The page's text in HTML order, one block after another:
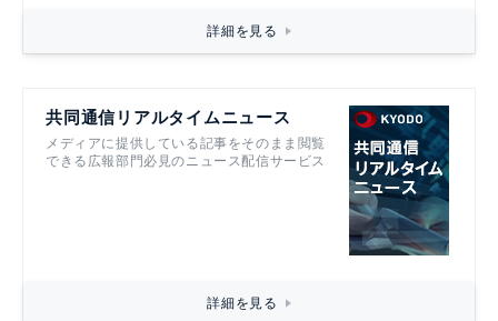
詳細を見る
共同通信リアルタイムニュース
メディアに提供している記事をそのまま閲覧
できる広報部門必見のニュース配信サービス
詳細を見る